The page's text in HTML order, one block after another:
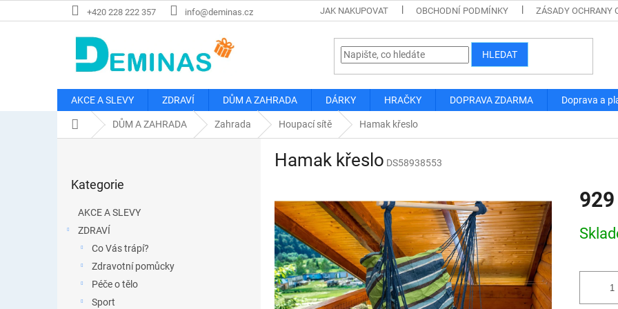
na
+420 228 222 357 info@deminas.cz JAK NAKUPOVAT OBCHODNÍ PODMÍNKY ZÁSADY OCHRANY
HLEDAT
AKCE A SLEVY ZDRAVÍ DŮM A ZAHRADA DÁRKY HRAČKY DOPRAVA ZDARMA Doprava a
Domů DŮM A ZAHRADA Zahrada Houpací sítě Hamak křeslo
kategorie
Kategorie
AKCE A SLEVY
ZDRAVÍ
Co Vás trápí?
Zdravotní pomůcky
Péče o tělo
Sport
Hamak křeslo DS58938553
cena: